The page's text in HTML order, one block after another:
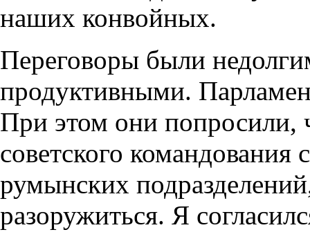
наших конвойных.
Переговоры были
продуктивными.
При этом они попросили,
советского
румынских
разоружиться. Я